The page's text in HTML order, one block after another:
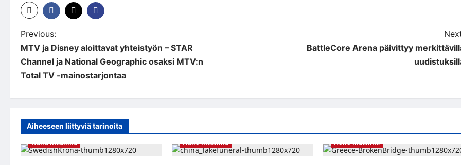
P
o
s
a
v
Previous:
MTV ja Disney aloittavat yhteistyön – STAR
Channel ja National Geographic osaksi MTV:n
Total TV -mainostarjontaa
BattleCore Arena päivittyy
Aiheeseen liittyviä tarinoita
Hullu maailma
Hullu maailma Hullu maailma